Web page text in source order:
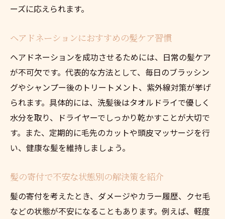
ーズに応えられます。
ヘアドネーションにおすすめの髪ケア習慣
ヘアドネーションを成功させるためには、日常の髪ケア
が不可欠です。代表的な方法として、毎日のブラッシン
グやシャンプー後のトリートメント、紫外線対策が挙げ
られます。具体的には、洗髪後はタオルドライで優しく
水分を取り、ドライヤーでしっかり乾かすことが大切で
す。また、定期的に毛先のカットや頭皮マッサージを行
い、健康な髪を維持しましょう。
髪の寄付で不安な状態別の解決策を紹介
髪の寄付を考えたとき、ダメージやカラー履歴、クセ毛
などの状態が不安になることもあります。例えば、軽度